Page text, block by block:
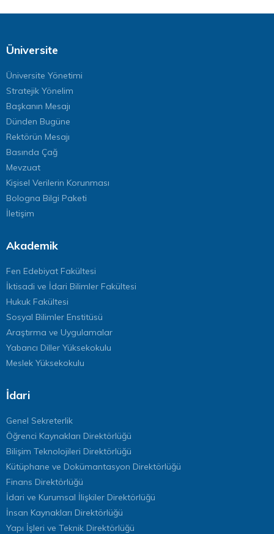
Üniversite
Üniversite Yönetimi
Stratejik Yönelim
Başkanın Mesajı
Dünden Bugüne
Rektörün Mesajı
Basında Çağ
Mevzuat
Kişisel Verilerin Korunması
Bologna Bilgi Paketi
İletişim
Akademik
Fen Edebiyat Fakültesi
İktisadi ve İdari Bilimler Fakültesi
Hukuk Fakültesi
Sosyal Bilimler Enstitüsü
Araştırma ve Uygulamalar
Yabancı Diller Yüksekokulu
Meslek Yüksekokulu
İdari
Genel Sekreterlik
Öğrenci Kaynakları Direktörlüğü
Bilişim Teknolojileri Direktörlüğü
Kütüphane ve Dokümantasyon Direktörlüğü
Finans Direktörlüğü
İdari ve Kurumsal İlişkiler Direktörlüğü
İnsan Kaynakları Direktörlüğü
Yapı İşleri ve Teknik Direktörlüğü